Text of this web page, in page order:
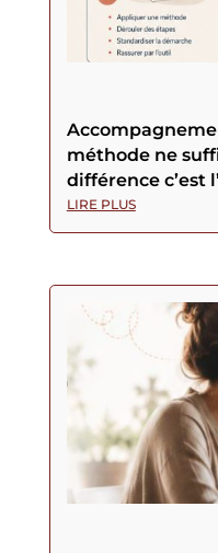
méthode ne
différence c’est
LIRE PLUS